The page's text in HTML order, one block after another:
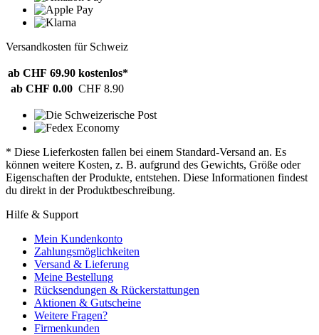
Versandkosten für Schweiz
ab CHF 69.90 kostenlos*
ab CHF 0.00 CHF 8.90
* Diese Lieferkosten fallen bei einem Standard-Versand an. Es
können weitere Kosten, z. B. aufgrund des Gewichts, Größe oder
Eigenschaften der Produkte, entstehen. Diese Informationen findest
du direkt in der Produktbeschreibung.
Hilfe & Support
Mein Kundenkonto
Zahlungsmöglichkeiten
Versand & Lieferung
Meine Bestellung
Rücksendungen & Rückerstattungen
Aktionen & Gutscheine
Weitere Fragen?
Firmenkunden